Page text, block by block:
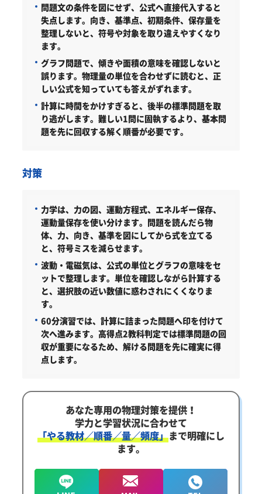
問題文の条件を図にせず、公式へ直接代入すると
失点します。向き、基準点、初期条件、保存量を
整理しないと、符号や対象を取り違えやすくなり
ます。
グラフ問題で、傾きや面積の意味を確認しないと
誤ります。物理量の単位を合わせずに読むと、正
しい公式を知っていても答えがずれます。
計算に時間をかけすぎると、後半の標準問題を取
り逃がします。難しい1問に固執するより、基本問
題を先に回収する解く順番が必要です。
対策
力学は、力の図、運動方程式、エネルギー保存、
運動量保存を使い分けます。 問題を読んだら物
体、力、向き、基準を図にしてから式を立てる
と、符号ミスを減らせます。
波動・電磁気は、公式の単位とグラフの意味をセ
ットで整理します。 単位を確認しながら計算する
と、選択肢の近い数値に惑わされにくくなりま
す。
60分演習では、計算に詰まった問題へ印を付けて
次へ進みます。 高得点2教科判定では標準問題の回
収が重要になるため、解ける問題を先に確実に得
点します。
あなた専用の物理対策を提供！
学力と学習状況に合わせて
「やる教材／順番／量／頻度」まで明確にし
ます。